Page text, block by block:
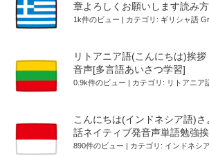
章よろしくお願いします読み方
1k件のビュー カテゴリ: ギリシャ語
リトアニア語(こんにちは)挨
音声[多言語あいさつ学習]
0.9k件のビュー カテゴリ: リトアニア
こんにちは(インドネシア語)
話ネイティブ発音声単語勉強
890件のビュー カテゴリ: インドネシ